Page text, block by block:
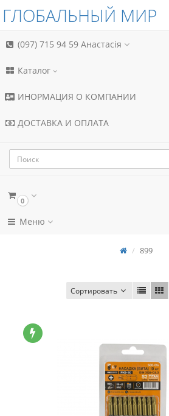
ГЛОБАЛЬНЫЙ МИР
(097) 715 94 59 Анастасія
Каталог
ИНОРМАЦИЯ О КОМПАНИИ
ДОСТАВКА И ОПЛАТА
0
Меню
899
Сортировать